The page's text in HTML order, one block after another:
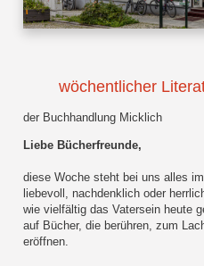
wöchentlicher
der Buchhandlung Micklich
Liebe Bücherfreunde,
diese Woche steht bei uns alles
liebevoll, nachdenklich oder
wie vielfältig das Vatersein heute
auf Bücher, die berühren, zum
eröffnen.